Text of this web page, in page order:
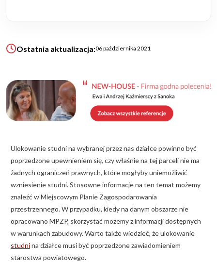
Ogrody
KALKULATOR BUDOWY
BLOG
O NAS
KONAKT
ZAPISZ SIĘ
Ostatnia aktualizacja:06 października 2021
Ulokowanie studni na wybranej przez nas działce powinno być
poprzedzone upewnieniem się, czy właśnie na tej parceli nie ma
żadnych ograniczeń prawnych, które mogłyby uniemożliwić
wzniesienie studni. Stosowne informacje na ten temat możemy
znaleźć w Miejscowym Planie Zagospodarowania
przestrzennego. W przypadku, kiedy na danym obszarze nie
opracowano MPZP, skorzystać możemy z informacji dostępnych
w warunkach zabudowy. Warto także wiedzieć, że ulokowanie
studnina działce musi być poprzedzone zawiadomieniem
starostwa powiatowego.